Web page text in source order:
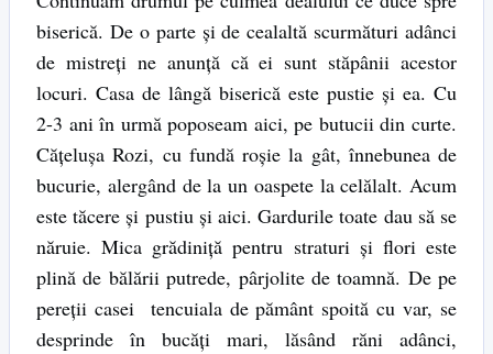
biserică. De o parte şi de cealaltă scurmături adânci
de mistreţi ne anunţă că ei sunt stăpânii acestor
locuri. Casa de lângă biserică este pustie şi ea. Cu
2-3 ani în urmă poposeam aici, pe butucii din curte.
Căţeluşa Rozi, cu fundă roşie la gât, înnebunea de
bucurie, alergând de la un oaspete la celălalt. Acum
este tăcere şi pustiu şi aici. Gardurile toate dau să se
năruie. Mica grădiniţă pentru straturi şi flori este
plină de bălării putrede, pârjolite de toamnă. De pe
pereţii casei tencuiala de pământ spoită cu var, se
desprinde în bucăţi mari, lăsând răni adânci,